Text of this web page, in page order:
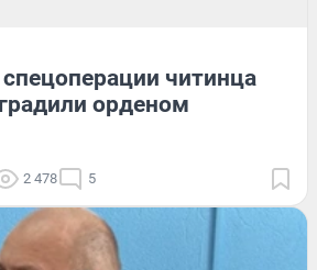
читинца
орденом
2 478 5